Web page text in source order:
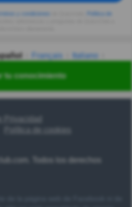
tu conocimiento
Français
Italiano
हिन्दी 한국어 汉语
Privacidad
Todos los derechos